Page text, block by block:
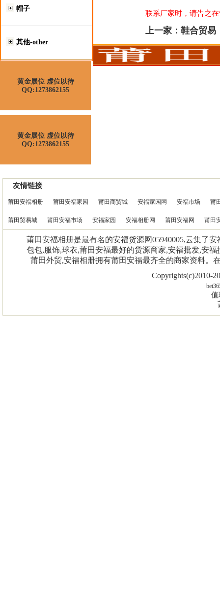
帽子
其他-other
黄金展位 虚位以待
QQ:1273862155
黄金展位 虚位以待
QQ:1273862155
联系厂家时，请告之
上一家： 鞋合贸易
友情链接
莆田安福相册 莆田安福家园 莆田商贸城 安福家园网 安福市场 莆
莆田贸易城 莆田安福市场 安福家园 安福相册网 莆田安福网 莆田
莆田安福相册是最有名的安福货源网05940005,云集了
包包,服饰,球衣,莆田安福最好的货源商家,安福批发,安
莆田外贸,安福相册拥有莆田安福最齐全的商家资料。
Copyrights(c)2010-
值